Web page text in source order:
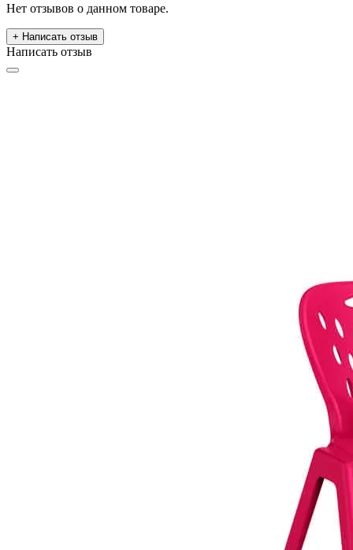
Нет отзывов о данном товаре.
+ Написать отзыв
Написать отзыв